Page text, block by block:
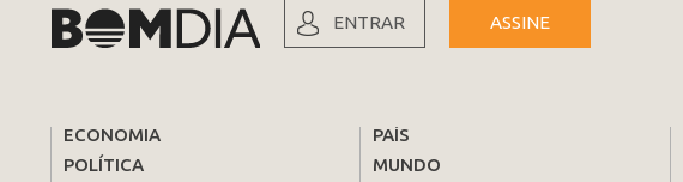
ENTRAR ASSINE
ECONOMIA
POLÍTICA
PAÍS
MUNDO